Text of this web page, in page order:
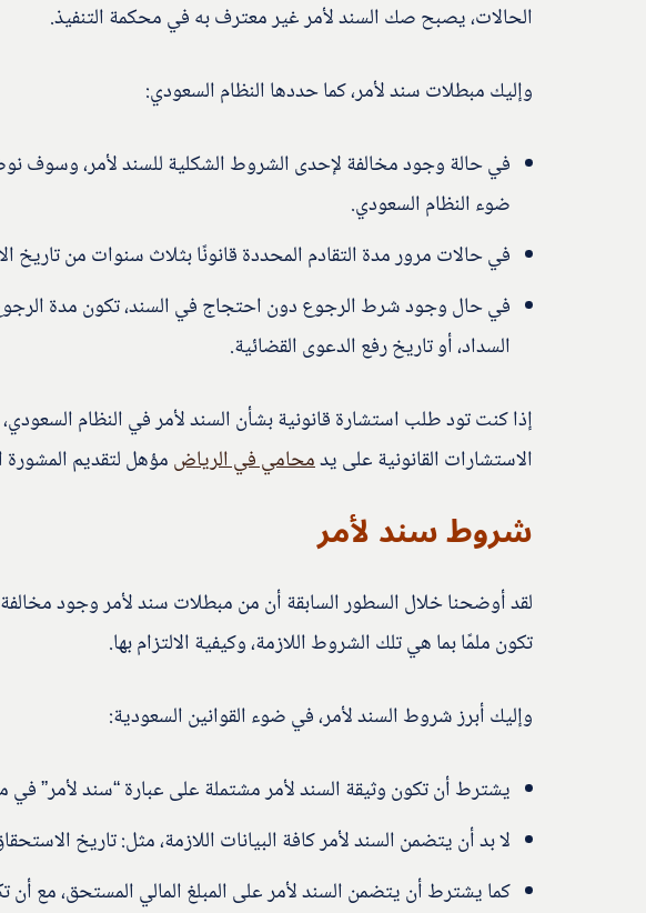
الحالات، يصبح صك السند لأمر غير معترف به في محكمة التنفيذ.
وإليك مبطلات سند لأمر، كما حددها النظام السعودي:
في حالة وجود مخالفة لإحدى الشروط الشكلية للسند لأمر، وسوف
ضوء النظام السعودي.
في حالات مرور مدة التقادم المحددة قانونًا بثلاث سنوات من تاريخ
السداد، أو تاريخ رفع الدعوى القضائية.
إذا كنت تود طلب استشارة قانونية بشأن السند لأمر في النظام
الاستشارات القانونية على يدمحامي في الرياضمؤهل لتقديم المشورة
شروط سند لأمر
لقد أوضحنا خلال السطور السابقة أن من مبطلات سند لأمر وجود
تكون ملمًا بما هي تلك الشروط اللازمة، وكيفية الالتزام بها.
وإليك أبرز شروط السند لأمر، في ضوء القوانين السعودية:
يشترط أن تكون وثيقة السند لأمر مشتملة على عبارة “سند لأمر” في
لا بد أن يتضمن السند لأمر كافة البيانات اللازمة، مثل: تاريخ
كما يشترط أن يتضمن السند لأمر على المبلغ المالي المستحق، مع أن